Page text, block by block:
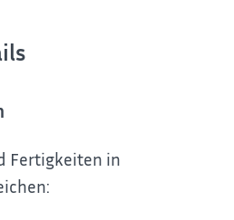
Fertigkeiten in